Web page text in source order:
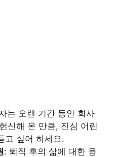
는 오랜 기간 동안 회사
신해 온 만큼, 진심 어린
고 싶어 하세요.
: 퇴직 후의 삶에 대한 응